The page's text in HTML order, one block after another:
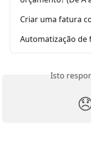
Criar uma fatura
Automatização de
Isto